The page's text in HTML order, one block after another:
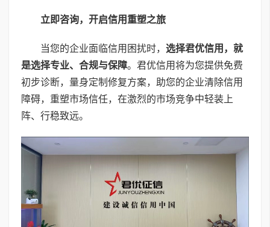
立即咨询，开启信用重塑之旅
当您的企业面临信用困扰时， 选择君优信用，就
是选择专业、合规与保障。君优信用将为您提供免费
初步诊断，量身定制修复方案，助您的企业清除信用
障碍，重塑市场信任，在激烈的市场竞争中轻装上
阵、行稳致远。